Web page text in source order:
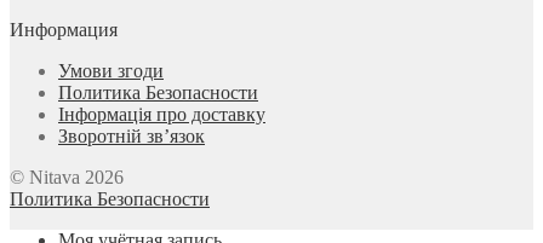
Информация
Умови згоди
Политика Безопасности
Інформація про доставку
Зворотній зв’язок
© Nitava 2026
Политика Безопасности